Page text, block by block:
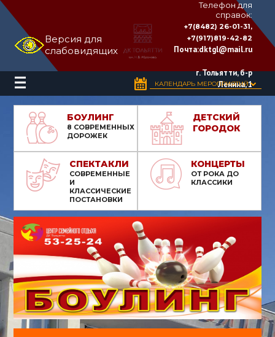
Версия для
слабовидящих
ДВОРЕЦ
КУЛЬТУРЫ
«ТОЛЬЯТТИ»
имени
Телефон для
справок:
+7(8482) 26-01-31,
+7(917)819-42-82
Почта:dktgl@mail.ru
г. Тольятти, б-р
Ленина, 1
КАЛЕНДАРЬ МЕРОПРИЯТИЙ
БОУЛИНГ
8 СОВРЕМЕННЫХ
ДОРОЖЕК
ДЕТСКИЙ
ГОРОДОК
СПЕКТАКЛИ
СОВРЕМЕННЫЕ
И
КЛАССИЧЕСКИЕ
ПОСТАНОВКИ
КОНЦЕРТЫ
ОТ РОКА ДО
КЛАССИКИ